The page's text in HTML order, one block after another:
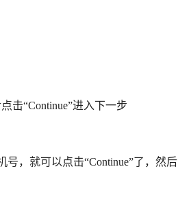
击“Continue”进入下一步
，就可以点击“Continue”了，然后